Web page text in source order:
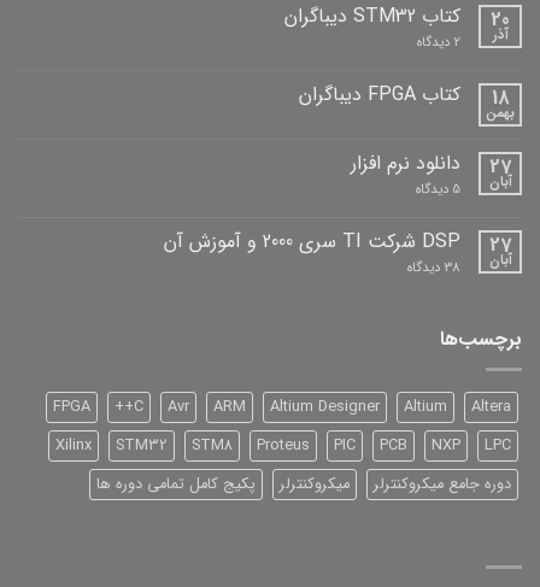
20
آذر
کتاب STM32 دیباگران
2 دیدگاه برای
دیباگران 18
بهمن
کتاب FPGA دیباگران
کتاب
FPGA
دیباگران
ثبت
نشده 27
آبان
دانلود نرم افزار
5 دیدگاه برای
افزار 27
آبان
DSP شرکت TI سری 2000 و آموزش آن
38 دیدگاه برای
آن
برچسب‌ها
Altera
Altium
Altium Designer
ARM
Avr
C++
FPGA
LPC
NXP
PCB
PIC
Proteus
STM8
STM32
Xilinx
دوره جامع میکروکنترلر
میکروکنترلر پکیج کامل تمامی دوره ها